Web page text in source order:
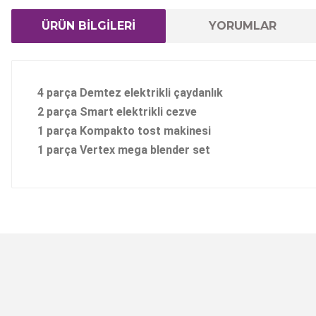
ÜRÜN BİLGİLERİ YORUMLAR
4 parça Demtez elektrikli çaydanlık
2 parça Smart elektrikli cezve
1 parça Kompakto tost makinesi
1 parça Vertex mega blender set